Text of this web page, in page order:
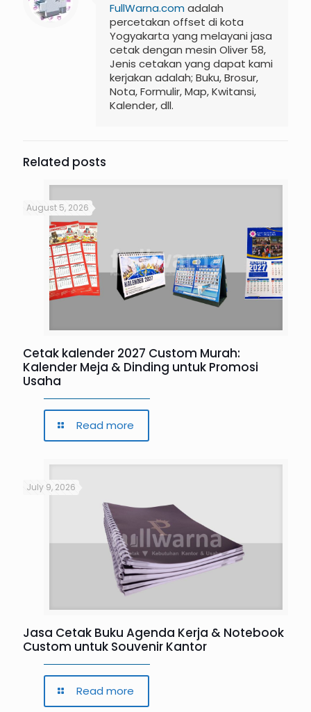
FullWarna.comadalah
percetakan offset di kota
Yogyakarta yang melayani jasa
cetak dengan mesin Oliver 58,
Jenis cetakan yang dapat kami
kerjakan adalah; Buku, Brosur,
Nota, Formulir, Map, Kwitansi,
Kalender, dll.
Related posts
August 5, 2026
Cetak kalender 2027 Custom Murah:
Kalender Meja & Dinding untuk Promosi
Usaha
Read more
July 9, 2026
Jasa Cetak Buku Agenda Kerja & Notebook
Custom untuk Souvenir Kantor
Read more